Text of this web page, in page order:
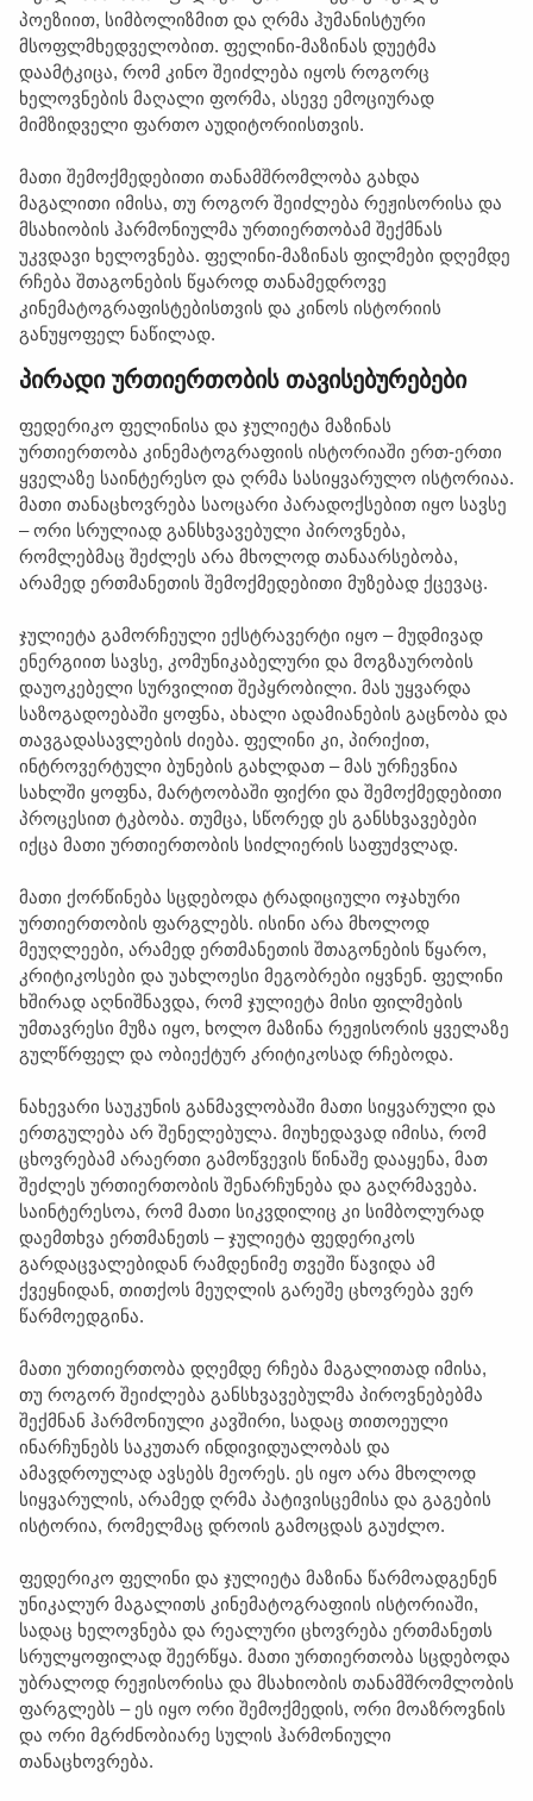
პოეზიით, სიმბოლიზმით და ღრმა ჰუმანისტური
მსოფლმხედველობით. ფელინი-მაზინას დუეტმა
დაამტკიცა, რომ კინო შეიძლება იყოს როგორც
ხელოვნების მაღალი ფორმა, ასევე ემოციურად
მიმზიდველი ფართო აუდიტორიისთვის.
მათი შემოქმედებითი თანამშრომლობა გახდა
მაგალითი იმისა, თუ როგორ შეიძლება რეჟისორისა და
მსახიობის ჰარმონიულმა ურთიერთობამ შექმნას
უკვდავი ხელოვნება. ფელინი-მაზინას ფილმები დღემდე
რჩება შთაგონების წყაროდ თანამედროვე
კინემატოგრაფისტებისთვის და კინოს ისტორიის
განუყოფელ ნაწილად.
პირადი ურთიერთობის თავისებურებები
ფედერიკო ფელინისა და ჯულიეტა მაზინას
ურთიერთობა კინემატოგრაფიის ისტორიაში ერთ-ერთი
ყველაზე საინტერესო და ღრმა სასიყვარულო ისტორიაა.
მათი თანაცხოვრება საოცარი პარადოქსებით იყო სავსე
– ორი სრულიად განსხვავებული პიროვნება,
რომლებმაც შეძლეს არა მხოლოდ თანაარსებობა,
არამედ ერთმანეთის შემოქმედებითი მუზებად ქცევაც.
ჯულიეტა გამორჩეული ექსტრავერტი იყო – მუდმივად
ენერგიით სავსე, კომუნიკაბელური და მოგზაურობის
დაუოკებელი სურვილით შეპყრობილი. მას უყვარდა
საზოგადოებაში ყოფნა, ახალი ადამიანების გაცნობა და
თავგადასავლების ძიება. ფელინი კი, პირიქით,
ინტროვერტული ბუნების გახლდათ – მას ურჩევნია
სახლში ყოფნა, მარტოობაში ფიქრი და შემოქმედებითი
პროცესით ტკბობა. თუმცა, სწორედ ეს განსხვავებები
იქცა მათი ურთიერთობის სიძლიერის საფუძვლად.
მათი ქორწინება სცდებოდა ტრადიციული ოჯახური
ურთიერთობის ფარგლებს. ისინი არა მხოლოდ
მეუღლეები, არამედ ერთმანეთის შთაგონების წყარო,
კრიტიკოსები და უახლოესი მეგობრები იყვნენ. ფელინი
ხშირად აღნიშნავდა, რომ ჯულიეტა მისი ფილმების
უმთავრესი მუზა იყო, ხოლო მაზინა რეჟისორის ყველაზე
გულწრფელ და ობიექტურ კრიტიკოსად რჩებოდა.
ნახევარი საუკუნის განმავლობაში მათი სიყვარული და
ერთგულება არ შენელებულა. მიუხედავად იმისა, რომ
ცხოვრებამ არაერთი გამოწვევის წინაშე დააყენა, მათ
შეძლეს ურთიერთობის შენარჩუნება და გაღრმავება.
საინტერესოა, რომ მათი სიკვდილიც კი სიმბოლურად
დაემთხვა ერთმანეთს – ჯულიეტა ფედერიკოს
გარდაცვალებიდან რამდენიმე თვეში წავიდა ამ
ქვეყნიდან, თითქოს მეუღლის გარეშე ცხოვრება ვერ
წარმოედგინა.
მათი ურთიერთობა დღემდე რჩება მაგალითად იმისა,
თუ როგორ შეიძლება განსხვავებულმა პიროვნებებმა
შექმნან ჰარმონიული კავშირი, სადაც თითოეული
ინარჩუნებს საკუთარ ინდივიდუალობას და
ამავდროულად ავსებს მეორეს. ეს იყო არა მხოლოდ
სიყვარულის, არამედ ღრმა პატივისცემისა და გაგების
ისტორია, რომელმაც დროის გამოცდას გაუძლო.
ფედერიკო ფელინი და ჯულიეტა მაზინა წარმოადგენენ
უნიკალურ მაგალითს კინემატოგრაფიის ისტორიაში,
სადაც ხელოვნება და რეალური ცხოვრება ერთმანეთს
სრულყოფილად შეერწყა. მათი ურთიერთობა სცდებოდა
უბრალოდ რეჟისორისა და მსახიობის თანამშრომლობის
ფარგლებს – ეს იყო ორი შემოქმედის, ორი მოაზროვნის
და ორი მგრძნობიარე სულის ჰარმონიული
თანაცხოვრება.